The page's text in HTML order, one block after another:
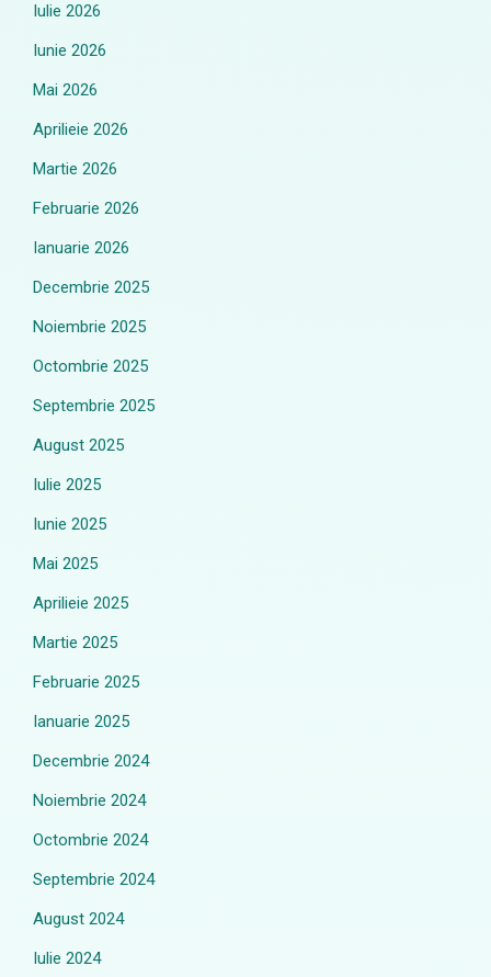
Iulie 2026
Iunie 2026
Mai 2026
Aprilieie 2026
Martie 2026
Februarie 2026
Ianuarie 2026
Decembrie 2025
Noiembrie 2025
Octombrie 2025
Septembrie 2025
August 2025
Iulie 2025
Iunie 2025
Mai 2025
Aprilieie 2025
Martie 2025
Februarie 2025
Ianuarie 2025
Decembrie 2024
Noiembrie 2024
Octombrie 2024
Septembrie 2024
August 2024
Iulie 2024